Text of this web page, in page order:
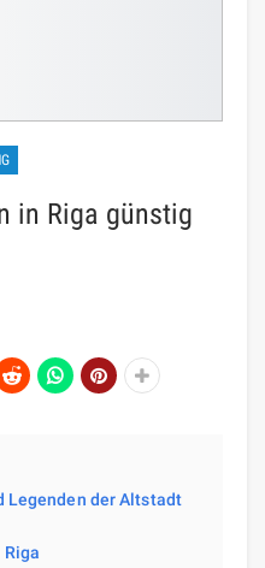
in Riga günstig
Legenden der Altstadt